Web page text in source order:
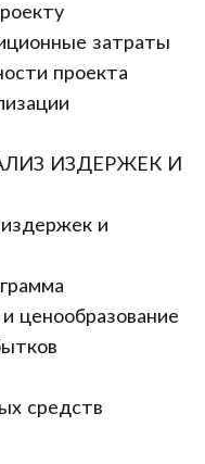
затраты
проекта
ИЗДЕРЖЕК И
и
ценообразование
средств